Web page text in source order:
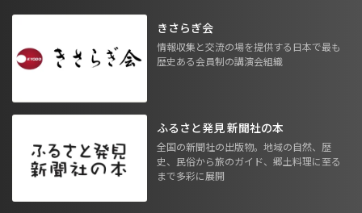
きさらぎ会
情報収集と交流の場を提供する日本で最も
歴史ある会員制の講演会組織
ふるさと発見 新聞社の本
全国の新聞社の出版物。地域の自然、歴
史、民俗から旅のガイド、郷土料理に至る
まで多彩に展開